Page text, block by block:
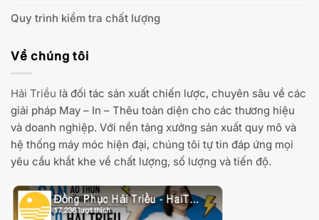
Quy trình kiểm tra chất lượng
Về chúng tôi
Hải Triều là đối tác sản xuất chiến lược, chuyên sâu về các
giải pháp May – In – Thêu toàn diện cho các thương hiệu
và doanh nghiệp. Với nền tảng xưởng sản xuất quy mô và
hệ thống máy móc hiện đại, chúng tôi tự tin đáp ứng mọi
yêu cầu khắt khe về chất lượng, số lượng và tiến độ.